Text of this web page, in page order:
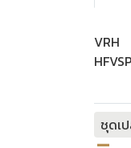
VRH
ชุดเ